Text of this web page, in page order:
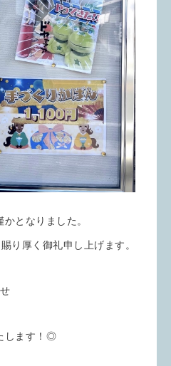
となりました。
り厚く御礼申し上げます。
します！◎